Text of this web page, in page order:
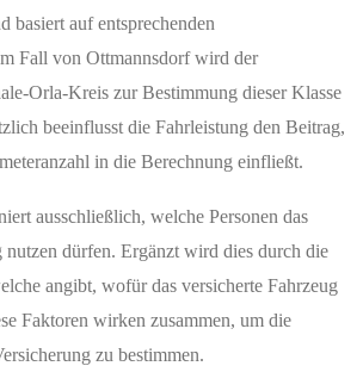
basiert auf entsprechenden
Fall von Ottmannsdorf wird der
Orla-Kreis zur Bestimmung dieser Klasse
beeinflusst die Fahrleistung den Beitrag,
in die Berechnung einfließt.
ausschließlich, welche Personen das
nutzen dürfen. Ergänzt wird dies durch die
angibt, wofür das versicherte Fahrzeug
Faktoren wirken zusammen, um die
zu bestimmen.